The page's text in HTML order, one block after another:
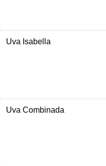
Uva Isabella
Uva Combinada